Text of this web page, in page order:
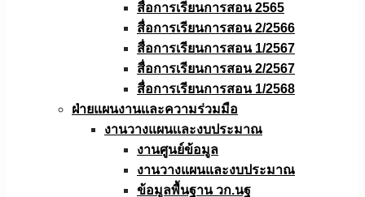
สื่อการเรียนการสอน 2565
สื่อการเรียนการสอน 2/2566
สื่อการเรียนการสอน 1/2567
สื่อการเรียนการสอน 2/2567
สื่อการเรียนการสอน 1/2568
ฝ่ายแผนงานเเละความร่วมมือ
งานวางแผนเเละงบประมาณ
งานศูนย์ข้อมูล
งานวางแผนและงบประมาณ
ข้อมูลพื้นฐาน วก.นฐ